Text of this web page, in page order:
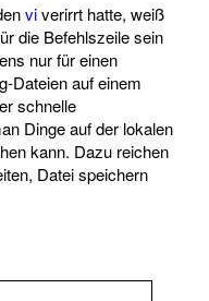
viverirrt hatte, weiß
die Befehlszeile sein
nur für einen
Dateien auf einem
schnelle
Dinge auf der lokalen
kann. Dazu reichen
Datei speichern